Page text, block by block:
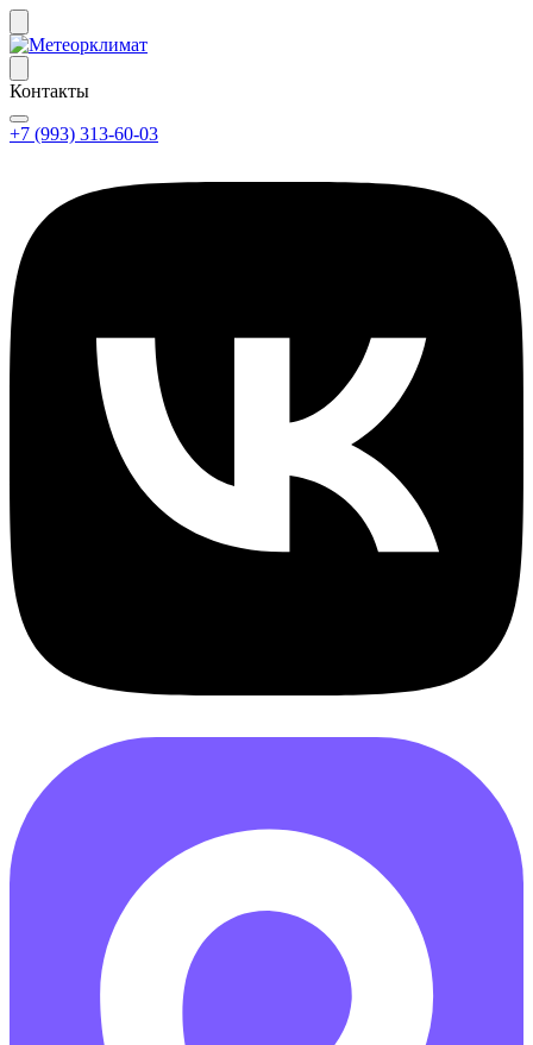
Контакты
+7 (993) 313-60-03